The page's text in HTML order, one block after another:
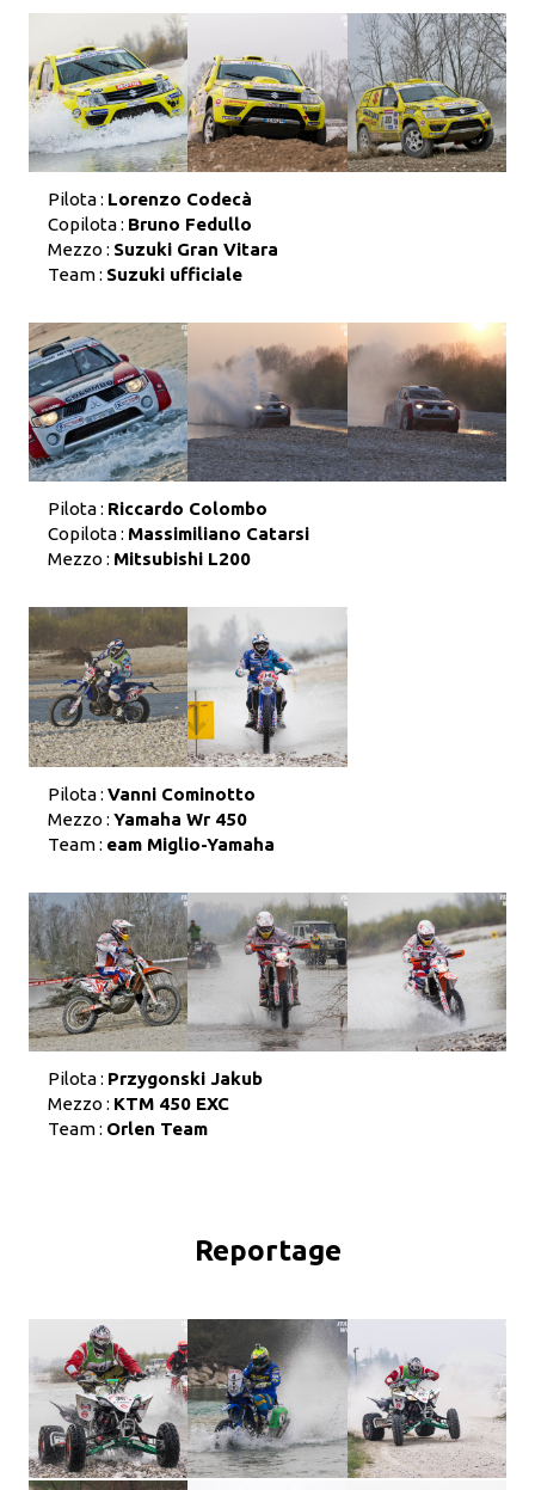
Pilota : Lorenzo Codecà
Copilota : Bruno Fedullo
Mezzo : Suzuki Gran Vitara
Team : Suzuki ufficiale
Pilota : Riccardo Colombo
Copilota : Massimiliano Catarsi
Mezzo : Mitsubishi L200
Pilota : Vanni Cominotto
Mezzo : Yamaha Wr 450
Team : eam Miglio-Yamaha
Pilota : Przygonski Jakub
Mezzo : KTM 450 EXC
Team : Orlen Team
Reportage